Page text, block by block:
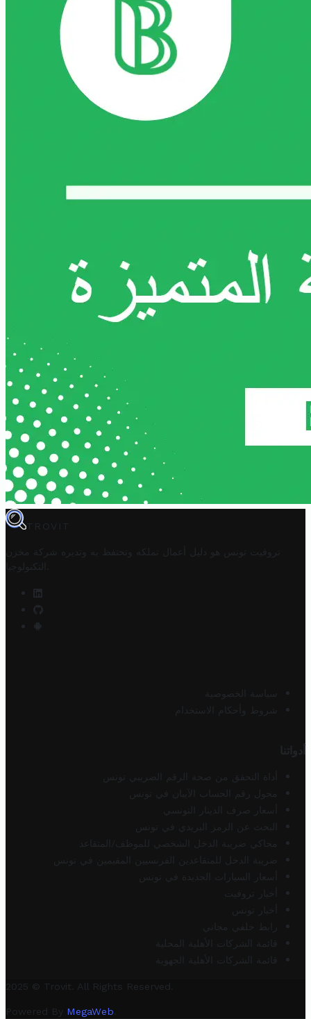
TROVIT
تروفيت تونس هو دليل أعمال تملكه وتحتفظ به وتديره
شركة مخزن
التكنولوجيا
سياسة الخصوصية
شروط وأحكام الاستخدام
أدواتنا
أداة التحقق من صحة الرقم الضريبي تونس
محول رقم الحساب الآيبان في تونس
أسعار صرف الدينار التونسي
البحث عن الرمز البريدي في تونس
محاكي ضريبة الدخل الشخصي للموظف/المتقاعد
ضريبة الدخل للمتقاعدين الفرنسيين المقيمين في تونس
أسعار السيارات الجديدة في تونس
أخبار تروفيت
أخبار تونس
رابط خلفي مجاني
قائمة الشركات الأهلية المحلية
قائمة الشركات الأهلية الجهوية
2025 © Trovit. All Rights Reserved.
Powered By MegaWeb